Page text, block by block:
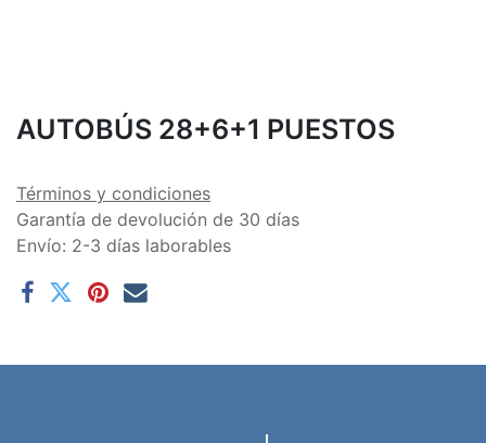
AUTOBÚS 28+6+1 PUESTOS
Términos y condiciones
Garantía de devolución de 30 días
Envío: 2-3 días laborables